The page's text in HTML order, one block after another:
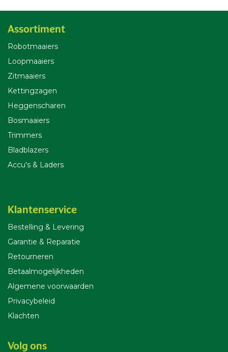
Assortiment
Robotmaaiers
Loopmaaiers
Zitmaaiers
Kettingzagen
Heggenscharen
Bosmaaiers
Trimmers
Bladblazers
Accu's & Laders
Klantenservice
Bestelling & Levering
Garantie & Reparatie
Retourneren
Betaalmogelijkheden
Algemene voorwaarden
Privacybeleid
Klachten
Volg ons